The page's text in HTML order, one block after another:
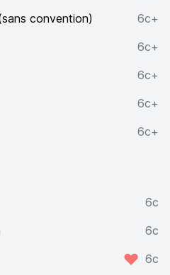
convention)
6c+
6c+
6c+
6c+
6c+
6c
6c
6c